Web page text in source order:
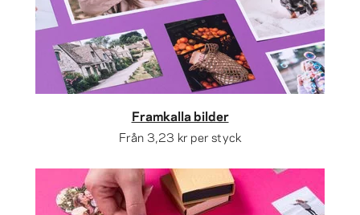
Framkalla bilder
Från 3,23 kr per styck